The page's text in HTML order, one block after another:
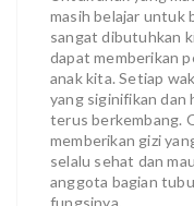
masih belajar untuk
sangat dibutuhkan
dapat memberikan
anak kita. Setiap
yang siginifikan dan
terus berkembang.
memberikan gizi
selalu sehat dan
anggota bagian
fungsinya.